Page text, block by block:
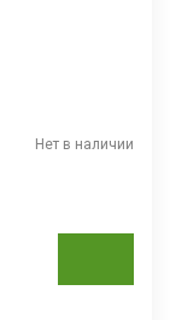
Нет в наличии